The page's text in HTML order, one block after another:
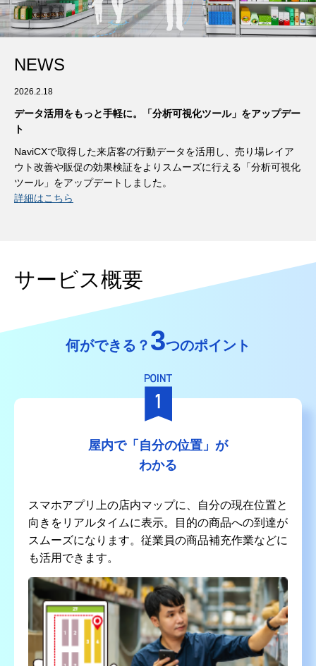
NEWS
2026.2.18
データ活用をもっと手軽に。「分析可視化ツール」をアップデー
ト
NaviCXで取得した来店客の行動データを活用し、売り場レイア
ウト改善や販促の効果検証をよりスムーズに行える「分析可視化
ツール」をアップデートしました。
詳細はこちら
サービス概要
何ができる？ 3つのポイント
屋内で「自分の位置」が
わかる
スマホアプリ上の店内マップに、自分の現在位置と
向きをリアルタイムに表示。目的の商品への到達が
スムーズになります。従業員の商品補充作業などに
も活用できます。